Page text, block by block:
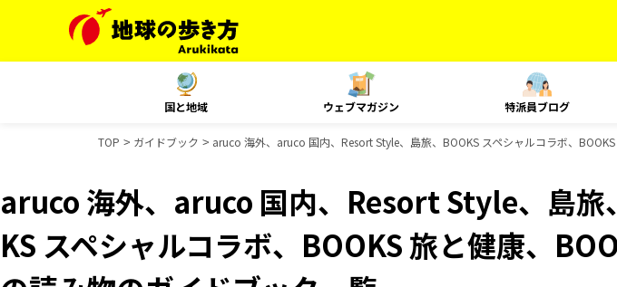
国と地域 ウェブマガジン 特派員ブログ
TOP ガイドブック aruco 海外、aruco 国内、Resort Style、島旅、BOOKS スペシャルコラボ、
aruco 海外、aruco 国内、Resort Style、島旅
KS スペシャルコラボ、BOOKS 旅と健康、